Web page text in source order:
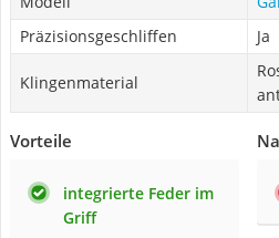
Präzisionsgeschliffen
Ja
Klingenmaterial
Vorteile
integrierte Feder im
Griff